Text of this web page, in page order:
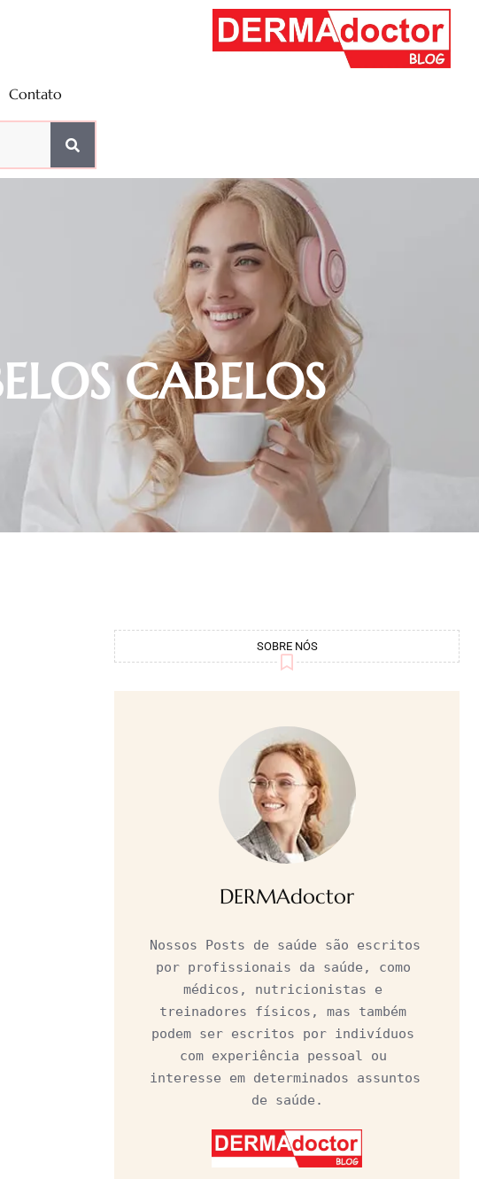
Contato
CABELOS
SOBRE NÓS
DERMAdoctor
Nossos Posts de saúde são escritos
por profissionais da saúde, como
médicos, nutricionistas e
treinadores físicos, mas também
podem ser escritos por indivíduos
com experiência pessoal ou
interesse em determinados assuntos
de saúde.